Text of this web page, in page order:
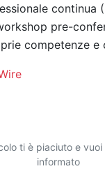
continua
pre-
competenze e
ti è piaciuto e
informato